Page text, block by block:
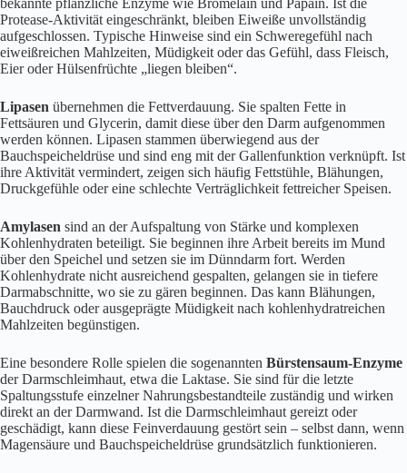
Protease-Aktivität eingeschränkt, bleiben Eiweiße unvollständig
aufgeschlossen. Typische Hinweise sind ein Schweregefühl nach
eiweißreichen Mahlzeiten, Müdigkeit oder das Gefühl, dass Fleisch,
Eier oder Hülsenfrüchte „liegen bleiben“.
Lipasen übernehmen die Fettverdauung. Sie spalten Fette in
Fettsäuren und Glycerin, damit diese über den Darm aufgenommen
werden können. Lipasen stammen überwiegend aus der
Bauchspeicheldrüse und sind eng mit der Gallenfunktion verknüpft. Ist
ihre Aktivität vermindert, zeigen sich häufig Fettstühle, Blähungen,
Druckgefühle oder eine schlechte Verträglichkeit fettreicher Speisen.
Amylasen sind an der Aufspaltung von Stärke und komplexen
Kohlenhydraten beteiligt. Sie beginnen ihre Arbeit bereits im Mund
über den Speichel und setzen sie im Dünndarm fort. Werden
Kohlenhydrate nicht ausreichend gespalten, gelangen sie in tiefere
Darmabschnitte, wo sie zu gären beginnen. Das kann Blähungen,
Bauchdruck oder ausgeprägte Müdigkeit nach kohlenhydratreichen
Mahlzeiten begünstigen.
Eine besondere Rolle spielen die sogenannten Bürstensaum-Enzyme
der Darmschleimhaut, etwa die Laktase. Sie sind für die letzte
Spaltungsstufe einzelner Nahrungsbestandteile zuständig und wirken
direkt an der Darmwand. Ist die Darmschleimhaut gereizt oder
geschädigt, kann diese Feinverdauung gestört sein – selbst dann, wenn
Magensäure und Bauchspeicheldrüse grundsätzlich funktionieren.